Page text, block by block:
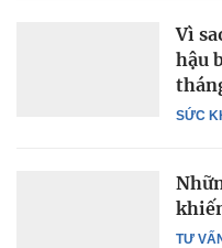
SỨC
Vì
hậu
TƯ